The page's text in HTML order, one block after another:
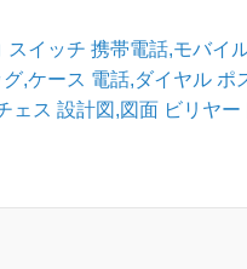
スイッチ 携帯電話,モバイ
,ケース 電話,ダイヤル ポ
ェス 設計図,図面 ビリヤー